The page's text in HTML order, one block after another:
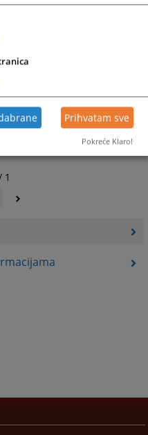
i dužnostima oštećenih
imovinsko-pravnih
1
Prihvatam sve
Pokreće Klaro!